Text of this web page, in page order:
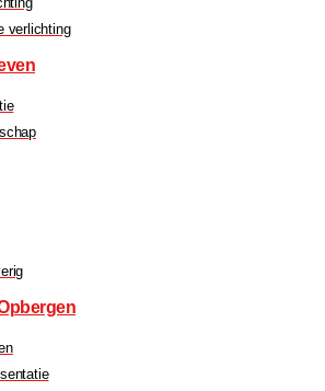
verlichting